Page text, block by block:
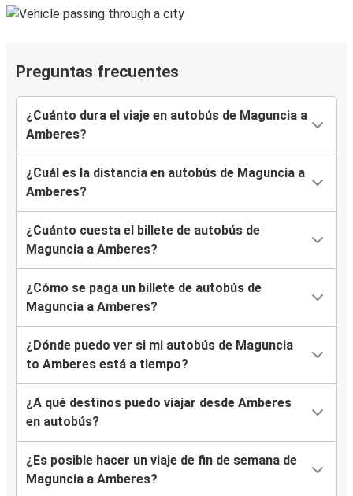
Preguntas frecuentes
¿Cuánto dura el viaje en autobús de Maguncia a
Amberes?
¿Cuál es la distancia en autobús de Maguncia a
Amberes?
¿Cuánto cuesta el billete de autobús de
Maguncia a Amberes?
¿Cómo se paga un billete de autobús de
Maguncia a Amberes?
¿Dónde puedo ver si mi autobús de Maguncia
to Amberes está a tiempo?
¿A qué destinos puedo viajar desde Amberes
en autobús?
¿Es posible hacer un viaje de fin de semana de
Maguncia a Amberes?